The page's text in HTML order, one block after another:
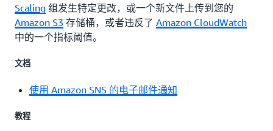
Scaling 组发生特定更改，或一个新文件上传到您的
Amazon S3 存储桶，或者违反了 Amazon CloudWatch
中的一个指标阈值。
文档
使用 Amazon SNS 的电子邮件通知
教程